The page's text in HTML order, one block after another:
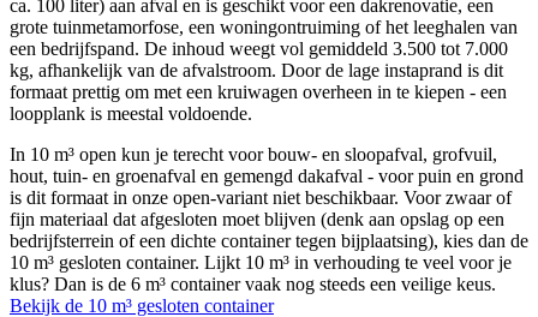
ca. 100 liter) aan afval en is geschikt voor een dakrenovatie, een
grote tuinmetamorfose, een woningontruiming of het leeghalen van
een bedrijfspand. De inhoud weegt vol gemiddeld 3.500 tot 7.000
kg, afhankelijk van de afvalstroom. Door de lage instaprand is dit
formaat prettig om met een kruiwagen overheen in te kiepen - een
loopplank is meestal voldoende.
In 10 m³ open kun je terecht voor bouw- en sloopafval, grofvuil,
hout, tuin- en groenafval en gemengd dakafval - voor puin en grond
is dit formaat in onze open-variant niet beschikbaar. Voor zwaar of
fijn materiaal dat afgesloten moet blijven (denk aan opslag op een
bedrijfsterrein of een dichte container tegen bijplaatsing), kies dan de
10 m³ gesloten container. Lijkt 10 m³ in verhouding te veel voor je
klus? Dan is de 6 m³ container vaak nog steeds een veilige keus.
Bekijk de 10 m³ gesloten container